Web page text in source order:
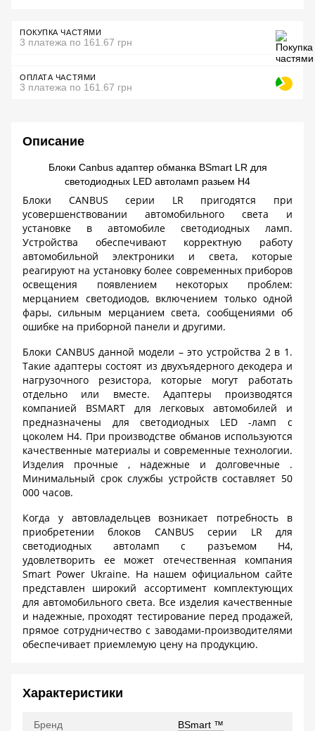
ПОКУПКА ЧАСТЯМИ
3 платежа по 161.67 грн
ОПЛАТА ЧАСТЯМИ
3 платежа по 161.67 грн
Описание
Блоки Canbus адаптер обманка BSmart LR для
светодиодных LED автоламп разьем H4
Блоки CANBUSсерии LR пригодятся при
усовершенствовании автомобильного света и
установке в автомобиле светодиодных ламп.
Устройства обеспечивают корректную работу
автомобильной электроники и света, которые
реагируют на установку более современных приборов
освещения появлением некоторых проблем:
мерцанием светодиодов, включением только одной
фары, сильным мерцанием света, сообщениями об
ошибке на приборной панели и другими.
Блоки CANBUSданной модели – это устройства 2 в 1.
Такие адаптеры состоят из двухъядерного декодера и
нагрузочного резистора, которые могут работать
отдельно или вместе. Адаптеры производятся
компанией BSMART для легковых автомобилей и
предназначены для светодиодных LED-ламп с
цоколем H4. При производстве обманов используются
качественные материалы и современные технологии.
Изделия прочные , надежные и долговечные .
Минимальный срок службы устройств составляет 50
000 часов.
Когда у автовладельцев возникает потребность в
приобретенииблоков CANBUSсерии LRдля
светодиодных автоламп с разъемом H4,
удовлетворить ее может отечественная компания
Smart Power Ukraine. На нашем официальном сайте
представлен широкий ассортимент комплектующих
для автомобильного света. Все изделия качественные
и надежные, проходят тестирование перед продажей,
прямое сотрудничество с заводами-производителями
обеспечивает приемлемую цену на продукцию.
Характеристики
Бренд BSmart ™